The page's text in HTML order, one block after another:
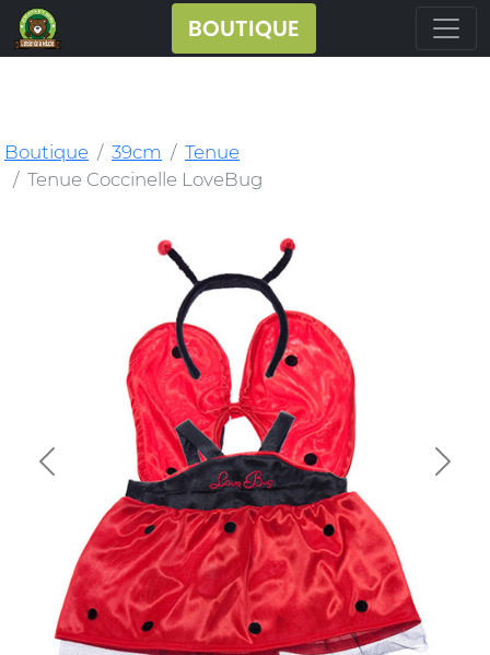
BOUTIQUE
Boutique 39cm
Tenue
Tenue Coccinelle LoveBug
Previous Next